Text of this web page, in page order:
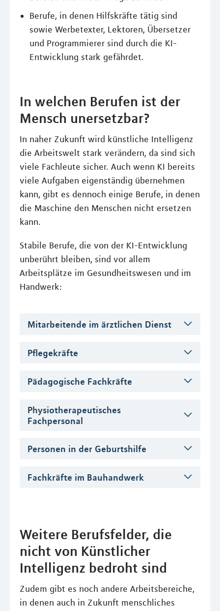
Berufe, in denen Hilfskräfte tätig sind
sowie Werbetexter, Lektoren, Übersetzer
und Programmierer sind durch die KI-
Entwicklung stark gefährdet.
In welchen Berufen ist der
Mensch unersetzbar?
In naher Zukunft wird künstliche Intelligenz
die Arbeitswelt stark verändern, da sind sich
viele Fachleute sicher. Auch wenn KI bereits
viele Aufgaben eigenständig übernehmen
kann, gibt es dennoch einige Berufe, in denen
die Maschine den Menschen nicht ersetzen
kann.
Stabile Berufe, die von der KI-Entwicklung
unberührt bleiben, sind vor allem
Arbeitsplätze im Gesundheitswesen und im
Handwerk:
Mitarbeitende im ärztlichen Dienst
Pflegekräfte
Pädagogische Fachkräfte
Physiotherapeutisches
Fachpersonal
Personen in der Geburtshilfe
Fachkräfte im Bauhandwerk
Weitere Berufsfelder, die
nicht von Künstlicher
Intelligenz bedroht sind
Zudem gibt es noch andere Arbeitsbereiche,
in denen auch in Zukunft menschliches